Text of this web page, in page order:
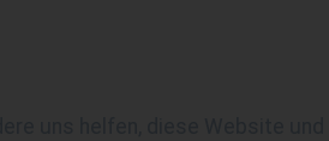
uns helfen, diese Website und